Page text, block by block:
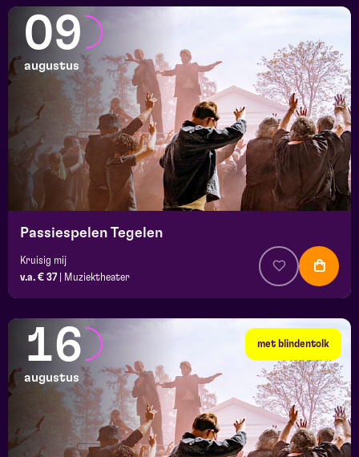
09
augustus
Passiespelen Tegelen
Kruisig mij
v.a. € 37
Muziektheater
met blindentolk
16
augustus